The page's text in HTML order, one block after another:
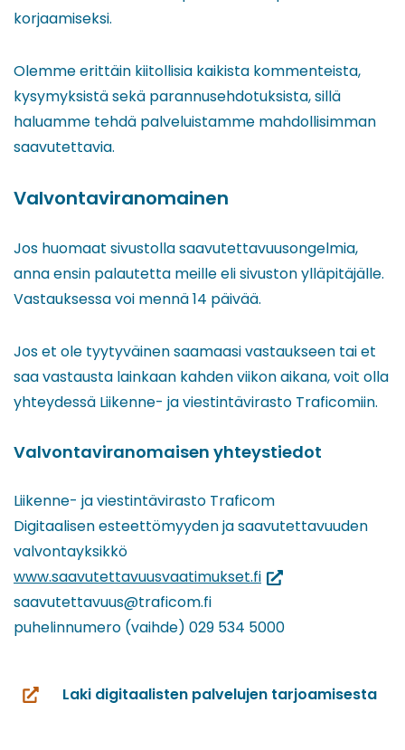
korjaamiseksi.
Olemme erittäin kiitollisia kaikista kommenteista,
kysymyksistä sekä parannusehdotuksista, sillä
haluamme tehdä palveluistamme mahdollisimman
saavutettavia.
Valvontaviranomainen
Jos huomaat sivustolla saavutettavuusongelmia,
anna ensin palautetta meille eli sivuston ylläpitäjälle.
Vastauksessa voi mennä 14 päivää.
Jos et ole tyytyväinen saamaasi vastaukseen tai et
saa vastausta lainkaan kahden viikon aikana, voit olla
yhteydessä Liikenne- ja viestintävirasto Traficomiin.
Valvontaviranomaisen yhteystiedot
Liikenne- ja viestintävirasto Traficom
Digitaalisen esteettömyyden ja saavutettavuuden
valvontayksikkö
www.saavutettavuusvaatimukset.fi(siirryt
palveluun)
saavutettavuus@traficom.fi
puhelinnumero (vaihde) 029 534 5000
Laki digitaalisten palvelujen tarjoamisesta
(siirryt